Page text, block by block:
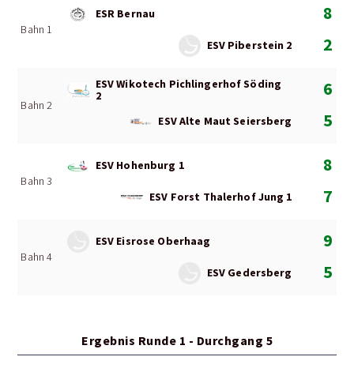
Bahn 1
ESR Bernau
8
2
ESV Piberstein 2
Bahn 2
ESV Wikotech Pichlingerhof Söding
2
6
5
ESV Alte Maut Seiersberg
Bahn 3
ESV Hohenburg 1
8
7
ESV Forst Thalerhof Jung 1
Bahn 4
ESV Eisrose Oberhaag
9
5
ESV Gedersberg
Ergebnis Runde 1 - Durchgang 5